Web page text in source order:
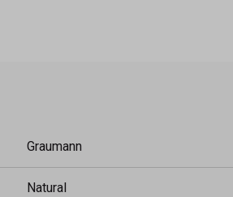
Graumann
Natural